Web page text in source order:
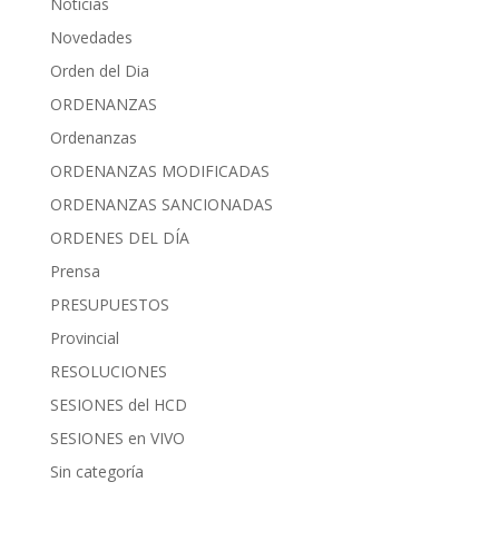
Novedades
Orden del Dia
ORDENANZAS
Ordenanzas
ORDENANZAS MODIFICADAS
ORDENANZAS SANCIONADAS
ORDENES DEL DÍA
Prensa
PRESUPUESTOS
Provincial
RESOLUCIONES
SESIONES del HCD
SESIONES en VIVO
Sin categoría